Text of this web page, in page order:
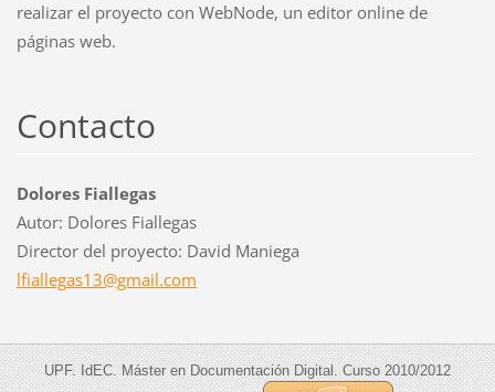
realizar el proyecto con WebNode, un editor online de
páginas web.
Contacto
Dolores Fiallegas
Autor: Dolores Fiallegas
Director del proyecto: David Maniega
lfiallegas13@gmail.com
UPF. IdEC. Máster en Documentación Digital. Curso 2010/2012